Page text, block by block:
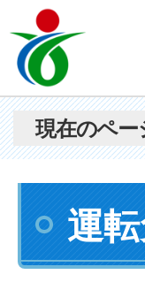
現在のペー
運